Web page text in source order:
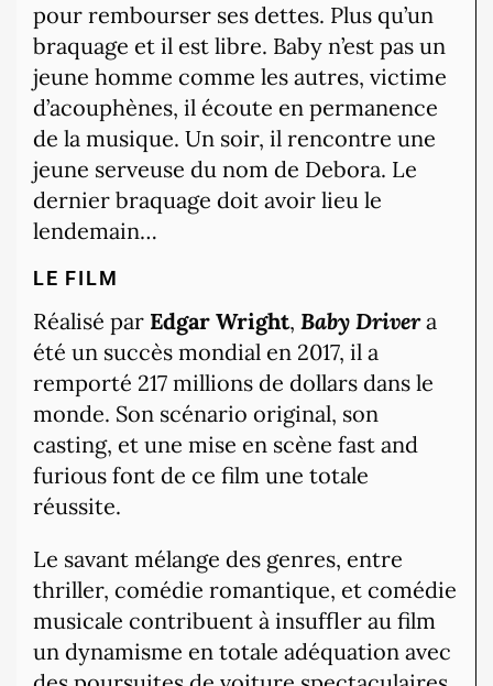
pour rembourser ses dettes. Plus qu’un
braquage et il est libre. Baby n’est pas un
jeune homme comme les autres, victime
d’acouphènes, il écoute en permanence
de la musique. Un soir, il rencontre une
jeune serveuse du nom de Debora. Le
dernier braquage doit avoir lieu le
lendemain…
LE FILM
Réalisé par Edgar Wright, Baby Drivera
été un succès mondial en 2017, il a
remporté 217 millions de dollars dans le
monde. Son scénario original, son
casting, et une mise en scène fast and
furious font de ce film une totale
réussite.
Le savant mélange des genres, entre
thriller, comédie romantique, et comédie
musicale contribuent à insuffler au film
un dynamisme en totale adéquation avec